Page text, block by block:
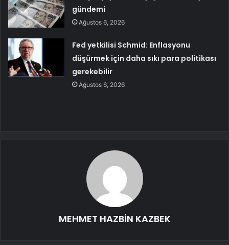
gündemi
Ağustos 6, 2026
Fed yetkilisi Schmid: Enflasyonu
düşürmek için daha sıkı para politikası
gerekebilir
Ağustos 6, 2026
MEHMET HAZBİN KAZBEK